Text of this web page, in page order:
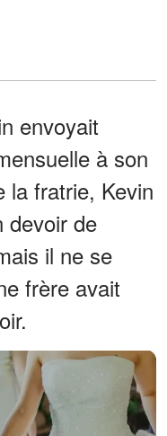
envoyait
à son
la fratrie, Kevin
devoir de
il ne se
frère avait